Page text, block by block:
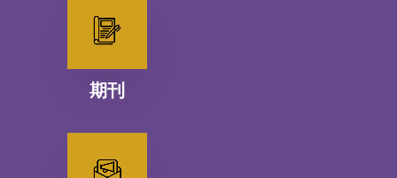
期刊